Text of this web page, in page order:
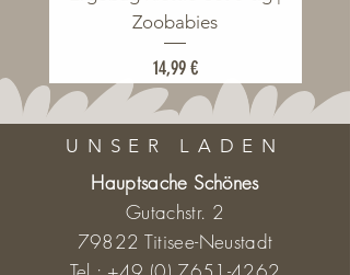
Zoobabies
Preis
14,99 €
UNSER LADEN
Hauptsache Schönes
Gutachstr. 2
79822 Titisee-Neustadt